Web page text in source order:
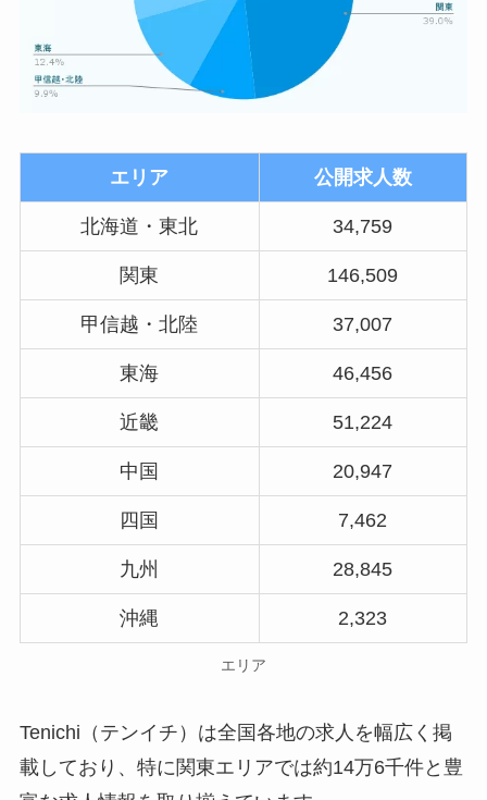
エリア 公開求人数
北海道・東北 34,759
関東 146,509
甲信越・北陸 37,007
東海 46,456
近畿 51,224
中国 20,947
四国 7,462
九州 28,845
沖縄 2,323
エリア
Tenichi（テンイチ）は全国各地の求人を幅広く掲
載しており、特に関東エリアでは約14万6千件と豊